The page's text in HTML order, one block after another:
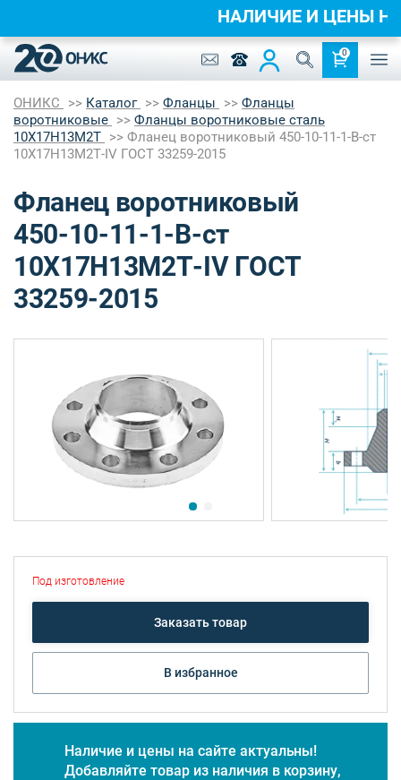
0
ОНИКС Каталог Фланцы
Фланцы
воротниковые
Фланцы воротниковые сталь
10Х17Н13М2Т
Фланец воротниковый 450-10-11-1-B-ст
10Х17Н13М2Т-IV ГОСТ 33259-2015
Фланец воротниковый
450-10-11-1-B-ст
10Х17Н13М2Т-IV ГОСТ
33259-2015
Под изготовление
Заказать товар
В избранное
Наличие и цены на сайте актуальны!
Добавляйте товар из наличия в корзину,
НАЛИЧИЕ И